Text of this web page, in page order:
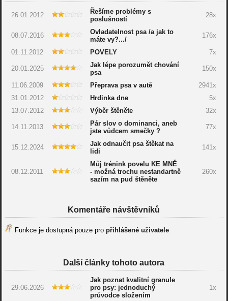
26.01.2012
Řešíme problémy s
poslušností
28x
08.07.2016
Ovladatelnost psa /a jak to
máte vy?.../
176x
01.11.2012 POVELY 7x
20.01.2025
Jak lépe porozumět chování
psa
150x
11.06.2009 Přeprava psa v autě
2941x
31.01.2012
Hrdinka dne
5x
13.07.2012
Výběr štěněte 32x
14.11.2013
Pár slov o dominanci, aneb
jste vůdcem smečky ?
77x
15.12.2024
Jak odnaučit psa štěkat na
lidi
141x
08.12.2011
Můj trénink povelu KE MNĚ
- možná trochu nestandartně
sazím na pud štěněte
260x
Komentáře návštěvníků
Funkce je dostupná pouze pro přihlášené uživatele
Další články tohoto autora
29.06.2026
Jak poznat kvalitní granule
pro psy: jednoduchý
průvodce složením
1x